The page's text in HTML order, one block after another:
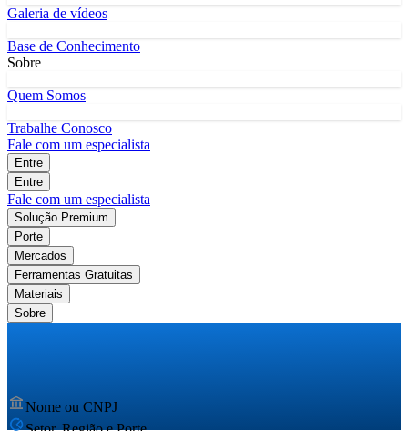
Galeria de vídeos
Base de Conhecimento
Sobre
Quem Somos
Trabalhe Conosco
Fale com um especialista
Entre
Entre
Fale com um especialista
Solução Premium
Porte
Mercados
Ferramentas Gratuitas
Materiais
Sobre
Nome ou CNPJ